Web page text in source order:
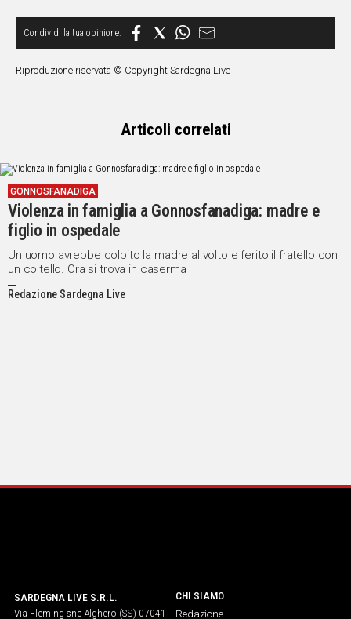
Riproduzione riservata © Copyright Sardegna Live
Articoli correlati
GONNOSFANADIGA
Violenza in famiglia a Gonnosfanadiga: madre e
figlio in ospedale
Un uomo avrebbe colpito la madre al volto e ferito il fratello con
un coltello. Ora si trova in caserma
Redazione Sardegna Live
SARDEGNA LIVE S.R.L.
Via Fleming snc Alghero (SS) 07041
CHI SIAMO
Redazione